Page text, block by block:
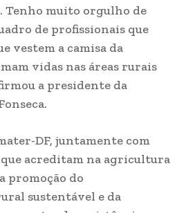
Tenho muito orgulho de
de profissionais que
vestem a camisa da
vidas nas áreas rurais
a presidente da
DF, juntamente com
acreditam na agricultura
promoção do
sustentável e da